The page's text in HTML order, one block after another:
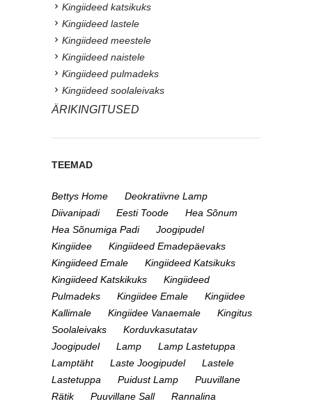
Kingiideed katsikuks
Kingiideed lastele
Kingiideed meestele
Kingiideed naistele
Kingiideed pulmadeks
Kingiideed soolaleivaks
ÄRIKINGITUSED
TEEMAD
Bettys Home
Deokratiivne Lamp
Diivanipadi
Eesti Toode
Hea Sõnum
Hea Sõnumiga Padi
Joogipudel
Kingiidee
Kingiideed Emadepäevaks
Kingiideed Emale
Kingiideed Katsikuks
Kingiideed Katskikuks
Kingiideed
Pulmadeks
Kingiidee Emale
Kingiidee
Kallimale
Kingiidee Vanaemale
Kingitus
Soolaleivaks
Korduvkasutatav
Joogipudel
Lamp
Lamp Lastetuppa
Lamptäht
Laste Joogipudel
Lastele
Lastetuppa
Puidust Lamp
Puuvillane
Rätik
Puuvillane Sall
Rannalina